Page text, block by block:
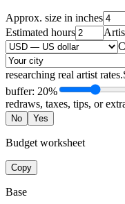
Approx. size in inches
Estimated hours
researching real artist rates.
buffer: 20%
redraws, taxes, tips, or
No Yes
Budget worksheet
Copy
Base